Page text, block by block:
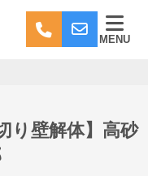
MENU
り壁解体】高砂